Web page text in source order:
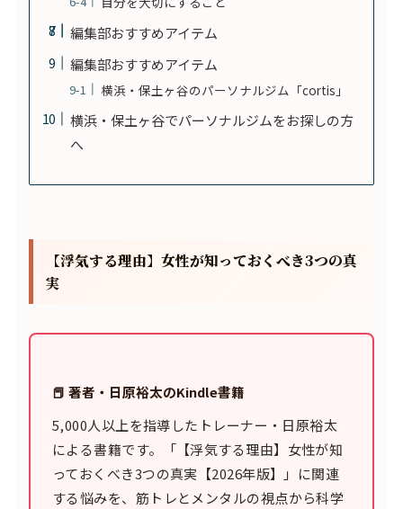
編集部おすすめアイテム
編集部おすすめアイテム
横浜・保土ヶ谷のパーソナルジム「cortis」
横浜・保土ヶ谷でパーソナルジムをお探しの方
へ
【浮気する理由】女性が知っておくべき3つの真
実
📕 著者・日原裕太のKindle書籍
5,000人以上を指導したトレーナー・日原裕太
による書籍です。「【浮気する理由】女性が知
っておくべき3つの真実【2026年版】」に関連
する悩みを、筋トレとメンタルの視点から科学